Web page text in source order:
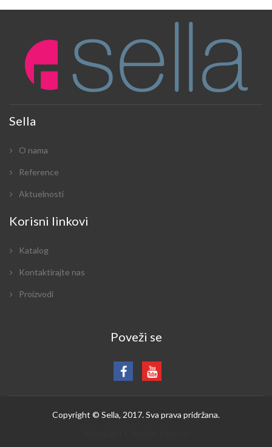
Sella
O nama
Reference
Aktuelnosti
Korisni linkovi
Katalog
Kontaktirajte nas
Proizvodi
Poveži se
Copyright © Sella, 2017. Sva prava pridržana.